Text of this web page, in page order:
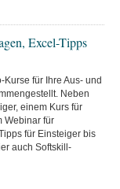
Excel-Tipps
für Ihre Aus- und
Neben
einem Kurs für
Webinar für
für Einsteiger bis
auch Softskill-